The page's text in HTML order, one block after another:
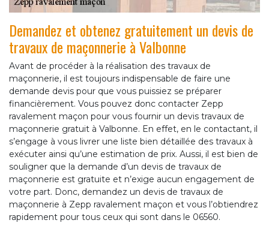
Demandez et obtenez gratuitement un devis de
travaux de maçonnerie à Valbonne
Avant de procéder à la réalisation des travaux de
maçonnerie, il est toujours indispensable de faire une
demande devis pour que vous puissiez se préparer
financièrement. Vous pouvez donc contacter Zepp
ravalement maçon pour vous fournir un devis travaux de
maçonnerie gratuit à Valbonne. En effet, en le contactant, il
s’engage à vous livrer une liste bien détaillée des travaux à
exécuter ainsi qu’une estimation de prix. Aussi, il est bien de
souligner que la demande d’un devis de travaux de
maçonnerie est gratuite et n’exige aucun engagement de
votre part. Donc, demandez un devis de travaux de
maçonnerie à Zepp ravalement maçon et vous l’obtiendrez
rapidement pour tous ceux qui sont dans le 06560.